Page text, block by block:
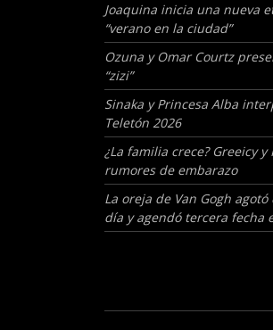
Joaquina inicia una nueva
“verano en la ciudad”
Ozuna y Omar Courtz
“zizi”
Sinaka y Princesa Alba
Teletón 2026
¿La familia crece? Greeicy
rumores de embarazo
La oreja de Van Gogh
día y agendó tercera fecha